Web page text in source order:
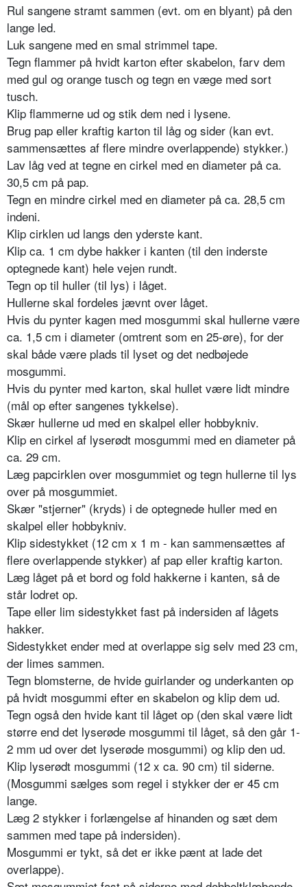
Rul sangene stramt sammen (evt. om en bly­ant) på den
lange led.
Luk sangene med en smal strimmel tape.
Tegn flam­mer på hvidt karton efter skabelon, farv dem
med gul og orange tusch og tegn en væge med sort
tusch.
Klip flammerne ud og stik dem ned i lysene.
Brug pap eller kraftig karton til låg og sider (kan evt.
sammensættes af flere mindre overlap­pende) stykker.)
Lav låg ved at tegne en cirkel med en diameter på ca.
30,5 cm på pap.
Tegn en mindre cirkel med en diameter på ca. 28,5 cm
indeni.
Klip cirk­len ud langs den yderste kant.
Klip ca. 1 cm dybe hakker i kanten (til den inderste
optegnede kant) hele vejen rundt.
Tegn op til huller (til lys) i låget.
Hullerne skal fordeles jævnt over låget.
Hvis du pynter kagen med mos­gummi skal hullerne være
ca. 1,5 cm i diameter (omtrent som en 25-øre), for der
skal både være plads til lyset og det ned­bøjede
mosgummi.
Hvis du pynter med karton, skal hullet være lidt min­dre
(mål op efter sange­nes tykkelse).
Skær hullerne ud med en skalpel eller hobbykniv.
Klip en cirkel af lyse­rødt mosgummi med en diameter på
ca. 29 cm.
Læg papcirklen over mos­gummiet og tegn hullerne til lys
over på mosgum­miet.
Skær "stjerner" (kryds) i de optegnede hul­ler med en
skalpel eller hobbykniv.
Klip sidestykket (12 cm x 1 m - kan sam­mensættes af
flere over­lappende stykker) af pap eller kraftig karton.
Læg låget på et bord og fold hakkerne i kanten, så de
står lodret op.
Tape eller lim sidestykket fast på in­dersiden af lågets
hakker.
Sidestykket ender med at overlappe sig selv med 2­3 cm,
der limes sammen.
Tegn blomsterne, de hvide guirlander og un­derkanten op
på hvidt mosgummi efter en skabelo­n og klip dem ud.
Tegn også den hvide kant til låget op (den skal være lidt
større end det lyserøde mosgummi til låget, så den går 1-
2 mm ud over det lyserøde mos­gummi) og klip den ud.
Klip lyserødt mosgummi (12 x ca. 90 cm) til si­derne.
(Mosgummi sæl­ges som regel i stykker der er 45 cm
lange.
Læg 2 stykker i forlængelse af hinanden og sæt dem
sammen med tape på in­dersiden).
Mosgummi er tykt, så det er ikke pænt at lade det
overlappe).